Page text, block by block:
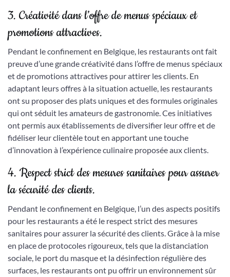
3. Créativité dans l’offre de menus spéciaux et
promotions attractives.
Pendant le confinement en Belgique, les restaurants ont fait
preuve d’une grande créativité dans l’offre de menus spéciaux
et de promotions attractives pour attirer les clients. En
adaptant leurs offres à la situation actuelle, les restaurants
ont su proposer des plats uniques et des formules originales
qui ont séduit les amateurs de gastronomie. Ces initiatives
ont permis aux établissements de diversifier leur offre et de
fidéliser leur clientèle tout en apportant une touche
d’innovation à l’expérience culinaire proposée aux clients.
4. Respect strict des mesures sanitaires pour assurer
la sécurité des clients.
Pendant le confinement en Belgique, l’un des aspects positifs
pour les restaurants a été le respect strict des mesures
sanitaires pour assurer la sécurité des clients. Grâce à la mise
en place de protocoles rigoureux, tels que la distanciation
sociale, le port du masque et la désinfection régulière des
surfaces, les restaurants ont pu offrir un environnement sûr